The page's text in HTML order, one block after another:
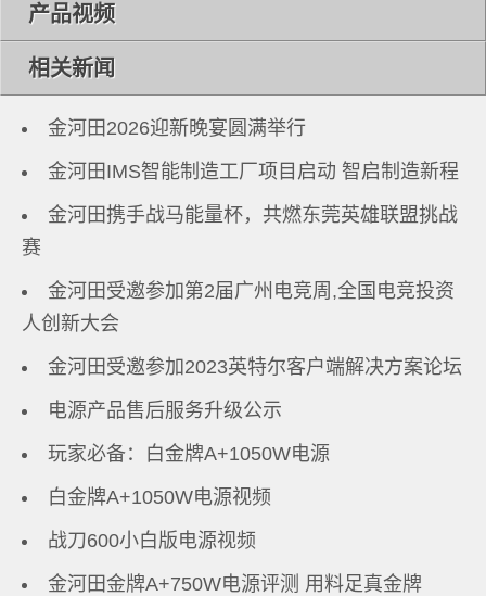
产品视频
相关新闻
金河田2026迎新晚宴圆满举行
金河田IMS智能制造工厂项目启动 智启制造新程
金河田携手战马能量杯，共燃东莞英雄联盟挑战
赛
金河田受邀参加第2届广州电竞周,全国电竞投资
人创新大会
金河田受邀参加2023英特尔客户端解决方案论坛
电源产品售后服务升级公示
玩家必备：白金牌A+1050W电源
白金牌A+1050W电源视频
战刀600小白版电源视频
金河田金牌A+750W电源评测 用料足真金牌